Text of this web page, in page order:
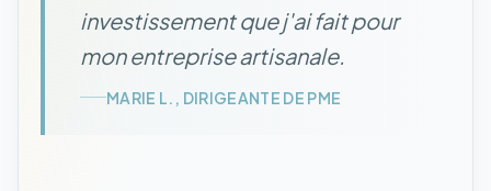
investissement que j'ai fait pour
mon entreprise artisanale.
MARIE L., DIRIGEANTE DE PME